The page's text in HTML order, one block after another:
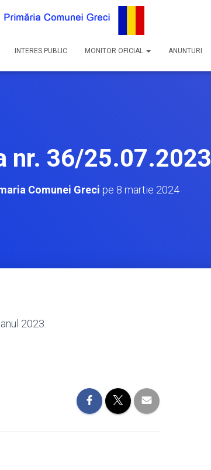
INTERES PUBLIC MONITOR OFICIAL ANUNTURI
nr. 36/25.07.2023
Comunei Greci pe 8 martie 2024
2023.